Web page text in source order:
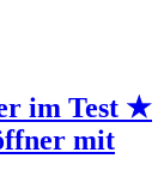
im Test ★
mit